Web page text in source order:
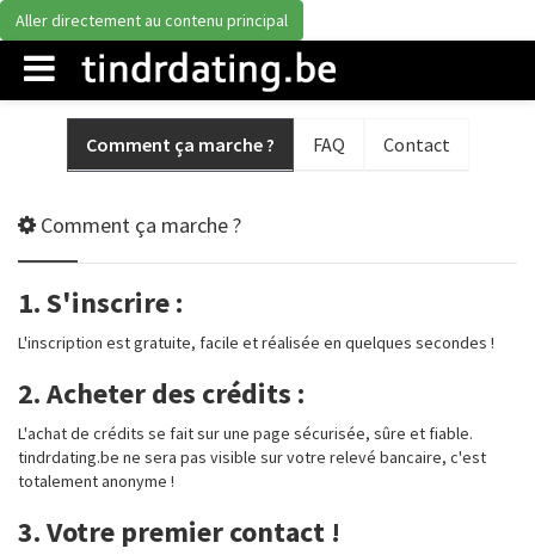
Aller directement au contenu principal
Comment ça marche ? FAQ Contact
Comment ça marche ?
1. S'inscrire :
L'inscription est gratuite, facile et réalisée en quelques secondes !
2. Acheter des crédits :
L'achat de crédits se fait sur une page sécurisée, sûre et fiable.
tindrdating.be ne sera pas visible sur votre relevé bancaire, c'est
totalement anonyme !
3. Votre premier contact !